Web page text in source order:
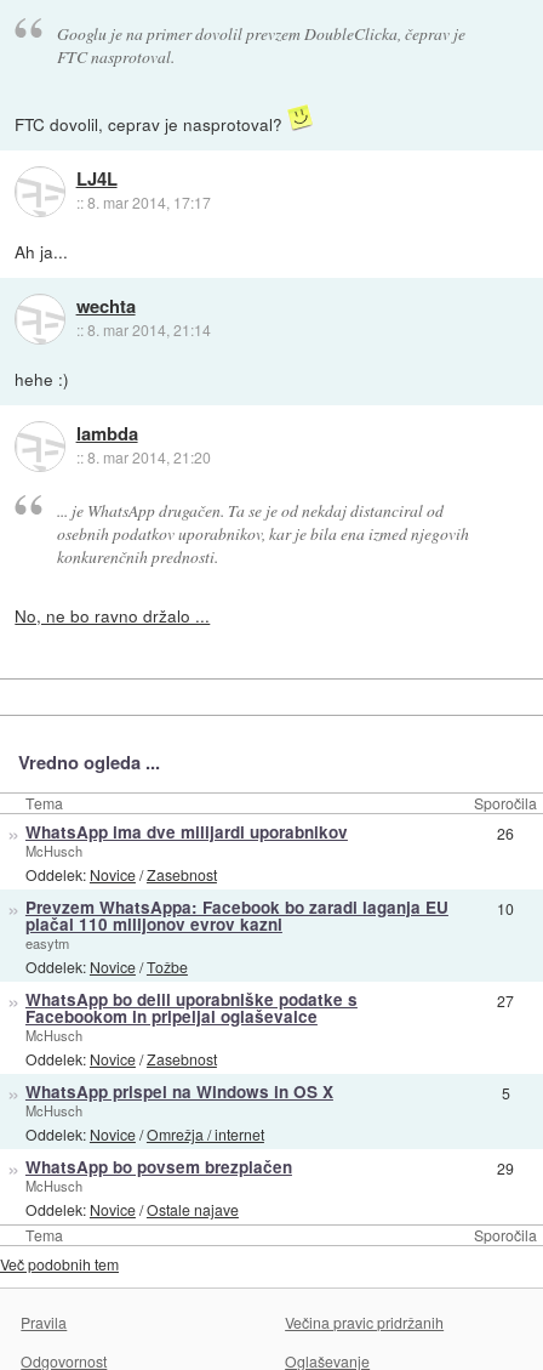
Googlu je na primer dovolil prevzem DoubleClicka, čeprav je
FTC nasprotoval.
FTC dovolil, ceprav je nasprotoval?
LJ4L
::8. mar 2014, 17:17
Ah ja...
wechta
::8. mar 2014, 21:14
hehe :)
lambda
::8. mar 2014, 21:20
... je WhatsApp drugačen. Ta se je od nekdaj distanciral od
osebnih podatkov uporabnikov, kar je bila ena izmed njegovih
konkurenčnih prednosti.
No, ne bo ravno držalo ...
Vredno ogleda ...
Tema Sporočila
Tema Sporočila
» WhatsApp ima dve milijardi uporabnikov
McHusch
Oddelek: Novice/Zasebnost
26
» Prevzem WhatsAppa: Facebook bo zaradi laganja EU
plačal 110 milijonov evrov kazni
easytm
Oddelek: Novice/Tožbe
10
» WhatsApp bo delil uporabniške podatke s
Facebookom in pripeljal oglaševalce
McHusch
Oddelek: Novice/Zasebnost
27
» WhatsApp prispel na Windows in OS X
McHusch
Oddelek: Novice/Omrežja / internet
5
» WhatsApp bo povsem brezplačen
McHusch
Oddelek: Novice/Ostale najave
29
Več podobnih tem
Pravila
Večina pravic pridržanih
Odgovornost
Oglaševanje